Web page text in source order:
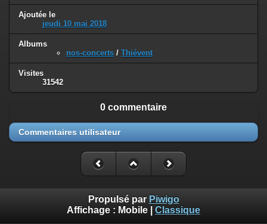
Ajoutée le
jeudi 10 mai 2018
Albums
nos-concerts / Thiévent
Visites
31542
0 commentaire
Commentaires utilisateur
Propulsé par Piwigo
Affichage : Mobile Classique